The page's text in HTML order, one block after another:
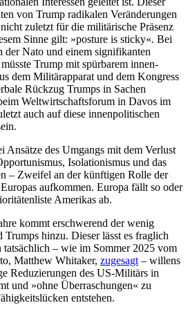
von Trump radikalen Veränderungen
zuletzt für die militärische Präsenz
Sinne gilt: »posture is sticky«. Bei
der Nato und einem signifikanten
Trump mit spürbarem innen­
dem Militär­apparat und dem Kongress
Rückzug Trumps in Sachen
Weltwirtschaftsforum in Davos im
auch auf diese innen­politischen
Ansätze des Umgangs mit dem Verlust
Isolationismus und das
– Zweifel an der künftigen Rolle der
aufkommen. Europa fällt so oder
Amerikas ab.
kommt erschwerend der wenig
hinzu. Dieser lässt es frag­lich
tatsächlich – wie im Sommer 2025 vom
Matthew Whitaker, zu­gesagt – willens
Reduzierungen des US-Militärs in
und »ohne Überraschungen« zu
entstehen.